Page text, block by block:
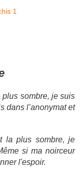
sombre, je suis
dans l’anonymat et
la plus sombre, je
si ma noirceur
l'espoir.